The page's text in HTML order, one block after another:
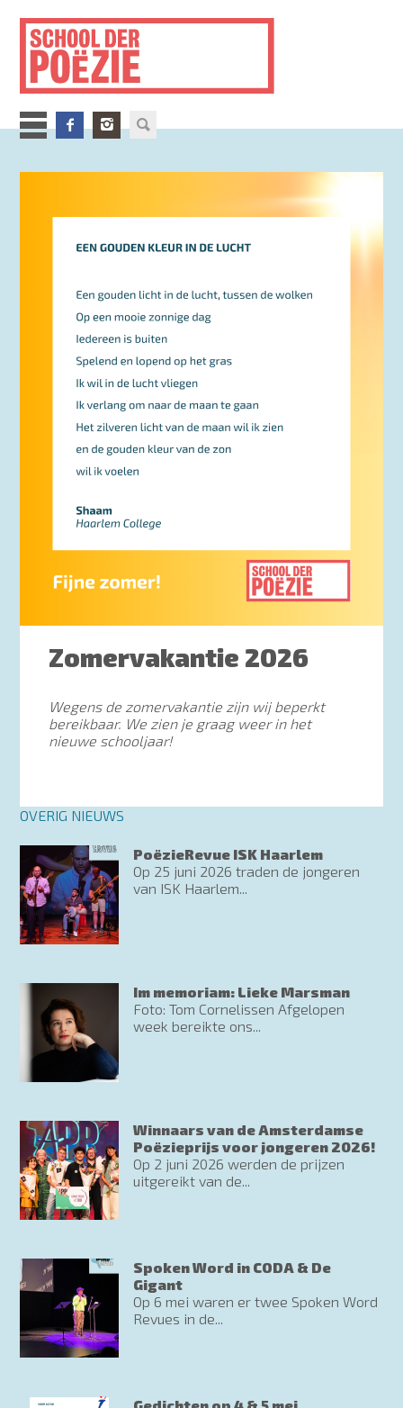
inhoud
gaan
Zomervakantie 2026
Wegens de zomervakantie zijn wij beperkt
bereikbaar. We zien je graag weer in het
nieuwe schooljaar!
OVERIG NIEUWS
PoëzieRevue ISK Haarlem
Op 25 juni 2026 traden de jongeren
van ISK Haarlem...
Im memoriam: Lieke Marsman
Foto: Tom Cornelissen Afgelopen
week bereikte ons...
Winnaars van de Amsterdamse
Poëzieprijs voor jongeren 2026!
Op 2 juni 2026 werden de prijzen
uitgereikt van de...
Spoken Word in CODA & De
Gigant
Op 6 mei waren er twee Spoken Word
Revues in de...